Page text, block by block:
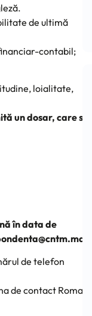
de ultimă
contabil;
loialitate,
un dosar, care să
în data de
de telefon
de contact Roman